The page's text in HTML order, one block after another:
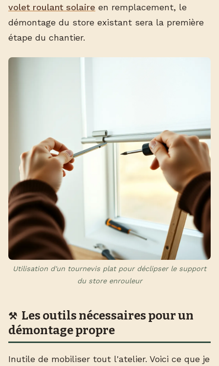
volet roulant solaire en remplacement, le
démontage du store existant sera la première
étape du chantier.
Utilisation d'un tournevis plat pour déclipser le support
du store enrouleur
Les outils nécessaires pour un
démontage propre
Inutile de mobiliser tout l'atelier. Voici ce que je